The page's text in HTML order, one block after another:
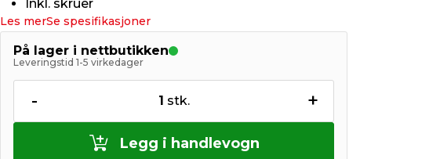
Inkl. skruer
Les merSe spesifikasjoner
På lager i nettbutikken
Leveringstid 1-5 virkedager
- 1 stk. +
Legg i handlevogn